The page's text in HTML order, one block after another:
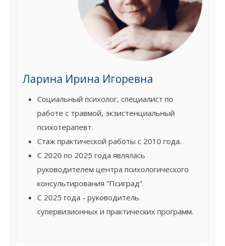
Ларина Ирина Игоревна
Социальный психолог, специалист по
работе с травмой, экзистенциальный
психотерапевт.
Стаж практической работы с 2010 года.
С 2020 по 2025 года являлась
руководителем центра психологического
консультирования “Псиград”.
С 2025 года - руководитель
супервизионных и практических программ.